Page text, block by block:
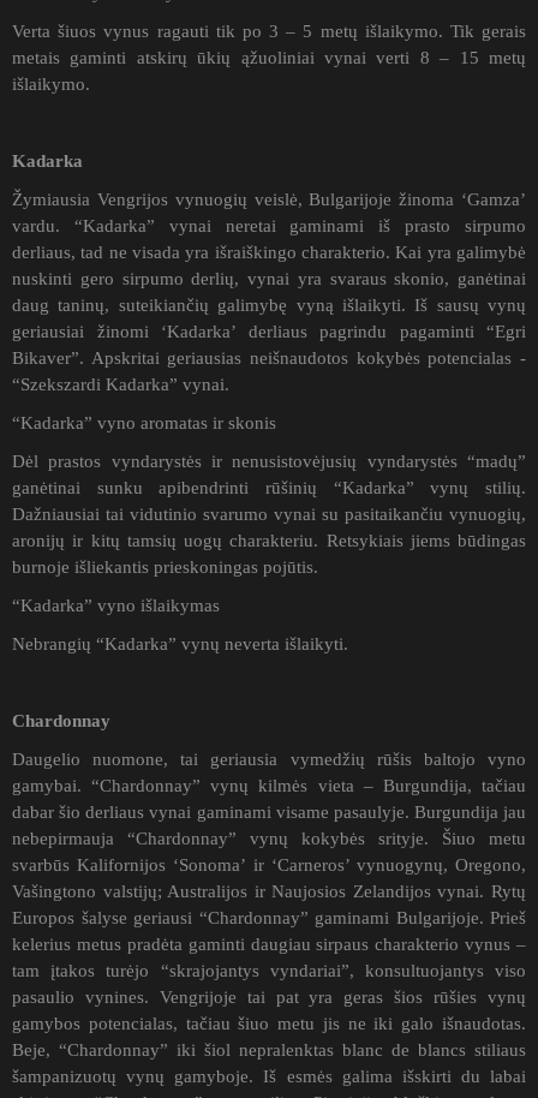
Verta šiuos vynus ragauti tik po 3 – 5 metų išlaikymo. Tik gerais
metais gaminti atskirų ūkių ąžuoliniai vynai verti 8 – 15 metų
išlaikymo.
Kadarka
Žymiausia Vengrijos vynuogių veislė, Bulgarijoje žinoma ‘Gamza’
vardu. “Kadarka” vynai neretai gaminami iš prasto sirpumo
derliaus, tad ne visada yra išraiškingo charakterio. Kai yra galimybė
nuskinti gero sirpumo derlių, vynai yra svaraus skonio, ganėtinai
daug taninų, suteikiančių galimybę vyną išlaikyti. Iš sausų vynų
geriausiai žinomi ‘Kadarka’ derliaus pagrindu pagaminti “Egri
Bikaver”. Apskritai geriausias neišnaudotos kokybės potencialas -
“Szekszardi Kadarka” vynai.
“Kadarka” vyno aromatas ir skonis
Dėl prastos vyndarystės ir nenusistovėjusių vyndarystės “madų”
ganėtinai sunku apibendrinti rūšinių “Kadarka” vynų stilių.
Dažniausiai tai vidutinio svarumo vynai su pasitaikančiu vynuogių,
aronijų ir kitų tamsių uogų charakteriu. Retsykiais jiems būdingas
burnoje išliekantis prieskoningas pojūtis.
“Kadarka” vyno išlaikymas
Nebrangių “Kadarka” vynų neverta išlaikyti.
Chardonnay
Daugelio nuomone, tai geriausia vymedžių rūšis baltojo vyno
gamybai. “Chardonnay” vynų kilmės vieta – Burgundija, tačiau
dabar šio derliaus vynai gaminami visame pasaulyje. Burgundija jau
nebepirmauja “Chardonnay” vynų kokybės srityje. Šiuo metu
svarbūs Kalifornijos ‘Sonoma’ ir ‘Carneros’ vynuogynų, Oregono,
Vašingtono valstijų; Australijos ir Naujosios Zelandijos vynai. Rytų
Europos šalyse geriausi “Chardonnay” gaminami Bulgarijoje. Prieš
kelerius metus pradėta gaminti daugiau sirpaus charakterio vynus –
tam įtakos turėjo “skrajojantys vyndariai”, konsultuojantys viso
pasaulio vynines. Vengrijoje tai pat yra geras šios rūšies vynų
gamybos potencialas, tačiau šiuo metu jis ne iki galo išnaudotas.
Beje, “Chardonnay” iki šiol nepralenktas blanc de blancs stiliaus
šampanizuotų vynų gamyboje. Iš esmės galima išskirti du labai